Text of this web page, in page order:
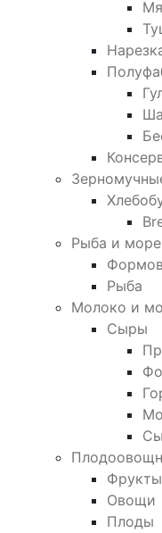
Рыба и
Рыба
Молоко и
Сыры
Фрукты
Овощи
Плоды